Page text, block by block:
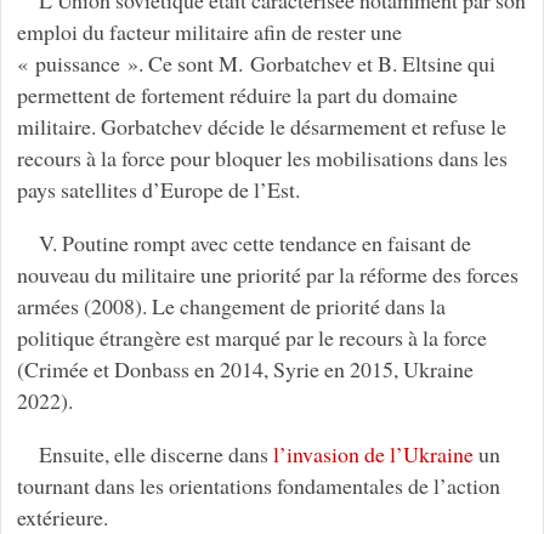
emploi du facteur militaire afin de rester une
« puissance ». Ce sont M. Gorbatchev et B. Eltsine qui
permettent de fortement réduire la part du domaine
militaire. Gorbatchev décide le désarmement et refuse le
recours à la force pour bloquer les mobilisations dans les
pays satellites d’Europe de l’Est.
V. Poutine rompt avec cette tendance en faisant de
nouveau du militaire une priorité par la réforme des forces
armées (2008). Le changement de priorité dans la
politique étrangère est marqué par le recours à la force
(Crimée et Donbass en 2014, Syrie en 2015, Ukraine
2022).
Ensuite, elle discerne dans l’invasion de l’Ukraineun
tournant dans les orientations fondamentales de l’action
extérieure.